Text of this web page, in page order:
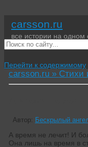
carsson.ru
все истории на одном
Перейти к содержимому
carsson.ru » Стихи
Автор: Бескрылый
А время не лечит! И
Она лишь на время в